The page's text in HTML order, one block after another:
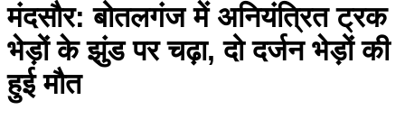
मंदसौर: बोतलगंज में अनियंत्रित ट्रक
भेड़ों के झुंड पर चढ़ा, दो दर्जन भेड़ों की
हुई मौत